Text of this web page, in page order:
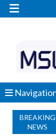

BREAKING
NEWS